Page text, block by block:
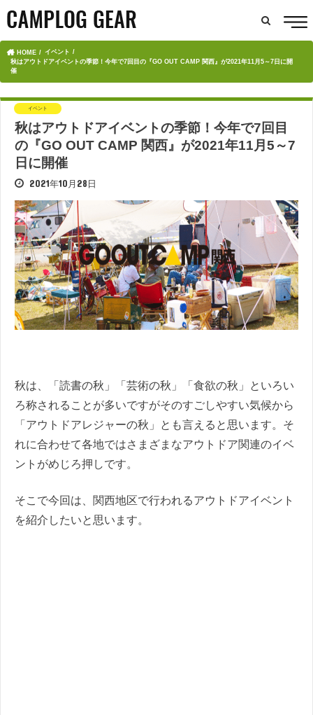
HOME
イベント
秋はアウトドアイベントの季節！今年で7回目の『GO OUT CAMP 関西』が2021年11月5～7日に開
催
イベント
秋はアウトドアイベントの季節！今年で7回目
の『GO OUT CAMP 関西』が2021年11月5～7
日に開催
2021年10月28日
秋は、「読書の秋」「芸術の秋」「食欲の秋」といろい
ろ称されることが多いですがそのすごしやすい気候から
「アウトドアレジャーの秋」とも言えると思います。そ
れに合わせて各地ではさまざまなアウトドア関連のイベ
ントがめじろ押しです。
そこで今回は、関西地区で行われるアウトドアイベント
を紹介したいと思います。